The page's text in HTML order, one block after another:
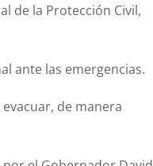
de la Protección Civil,
ante las emergencias.
de manera